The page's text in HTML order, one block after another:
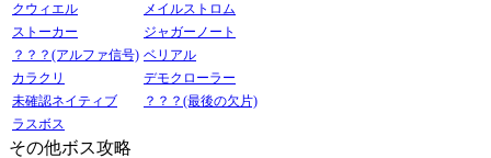
クウィエル
メイルストロム
ストーカー
ジャガーノート
？？？(アルファ信号) ベリアル
カラクリ
デモクローラー
未確認ネイティブ
？？？(最後の欠片)
ラスボス
その他ボス攻略